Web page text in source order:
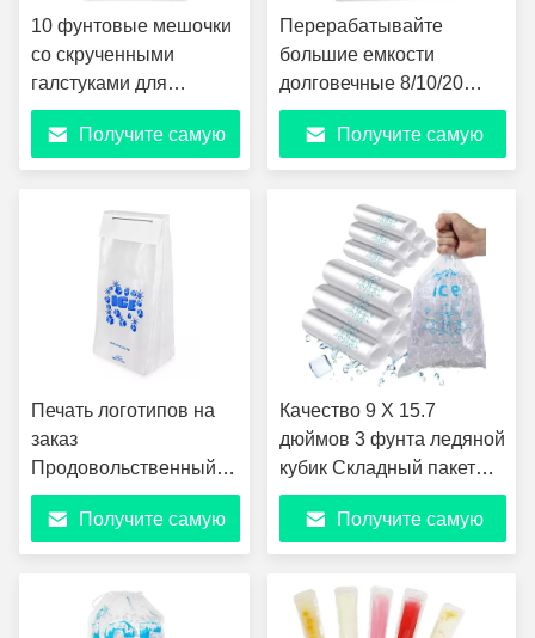
10 фунтовые мешочки
со скрученными
галстуками для
ледового автомашины
Сильный пластик 10
фунтовые мешочки со
металлическими
Получите самую
Перерабатывайте
большие емкости
долговечные 8/10/20
фунтов пакеты для
пакетов с ледяными
мешками
Получите самую
Печать логотипов на
заказ
Продовольственный
класс Прочный
материал 8 Lb 10 Lb 20
Lb Пластиковые
Ручка Уикет Мешки
Получите самую
Качество 9 X 15.7
дюймов 3 фунта ледяной
кубик Складный пакет
многоразовый ледяной
пакет мешки ролл
ледяные пакеты с
крутящимися галстуками
Получите самую